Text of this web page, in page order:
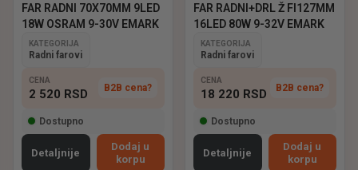
FAR RADNI 70X70MM 9LED
18W OSRAM 9-30V EMARK
KATEGORIJA
Radni farovi
CENA
2 520 RSD B2B cena?
Dostupno
Detaljnije
Dodaj u
korpu
FAR RADNI+DRL Ž FI127MM
16LED 80W 9-32V EMARK
KATEGORIJA
Radni farovi
CENA
18 220 RSD B2B cena?
Dostupno
Detaljnije
Dodaj u
korpu